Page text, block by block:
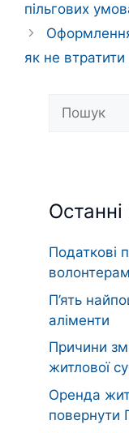
пільгових
як не втратити
Пошук
Податкові
П’ять
аліменти
Причини
житлової
Оренда